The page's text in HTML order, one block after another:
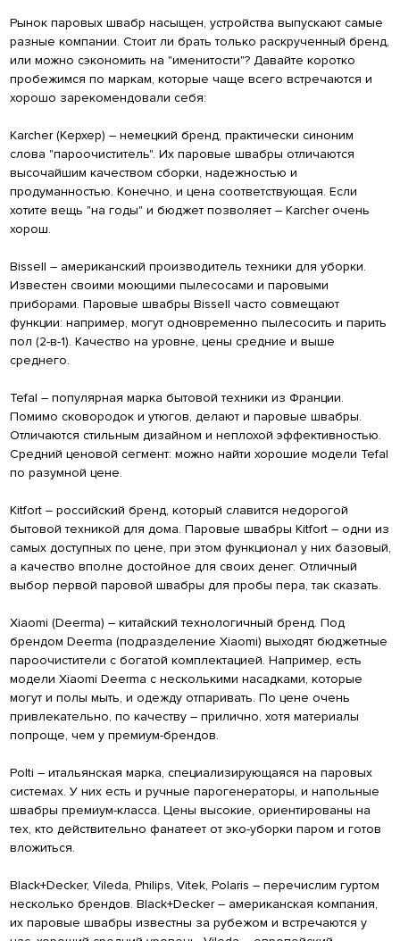
Рынок паровых швабр насыщен, устройства выпускают самые
разные компании. Стоит ли брать только раскрученный бренд,
или можно сэкономить на "именитости"? Давайте коротко
пробежимся по маркам, которые чаще всего встречаются и
хорошо зарекомендовали себя:
Karcher (Керхер) – немецкий бренд, практически синоним
слова "пароочиститель". Их паровые швабры отличаются
высочайшим качеством сборки, надежностью и
продуманностью. Конечно, и цена соответствующая. Если
хотите вещь "на годы" и бюджет позволяет – Karcher очень
хорош.
Bissell – американский производитель техники для уборки.
Известен своими моющими пылесосами и паровыми
приборами. Паровые швабры Bissell часто совмещают
функции: например, могут одновременно пылесосить и парить
пол (2-в-1). Качество на уровне, цены средние и выше
среднего.
Tefal – популярная марка бытовой техники из Франции.
Помимо сковородок и утюгов, делают и паровые швабры.
Отличаются стильным дизайном и неплохой эффективностью.
Средний ценовой сегмент: можно найти хорошие модели Tefal
по разумной цене.
Kitfort – российский бренд, который славится недорогой
бытовой техникой для дома. Паровые швабры Kitfort – одни из
самых доступных по цене, при этом функционал у них базовый,
а качество вполне достойное для своих денег. Отличный
выбор первой паровой швабры для пробы пера, так сказать.
Xiaomi (Deerma) – китайский технологичный бренд. Под
брендом Deerma (подразделение Xiaomi) выходят бюджетные
пароочистители с богатой комплектацией. Например, есть
модели Xiaomi Deerma с несколькими насадками, которые
могут и полы мыть, и одежду отпаривать. По цене очень
привлекательно, по качеству – прилично, хотя материалы
попроще, чем у премиум-брендов.
Polti – итальянская марка, специализирующаяся на паровых
системах. У них есть и ручные парогенераторы, и напольные
швабры премиум-класса. Цены высокие, ориентированы на
тех, кто действительно фанатеет от эко-уборки паром и готов
вложиться.
Black+Decker, Vileda, Philips, Vitek, Polaris – перечислим гуртом
несколько брендов. Black+Decker – американская компания,
их паровые швабры известны за рубежом и встречаются у